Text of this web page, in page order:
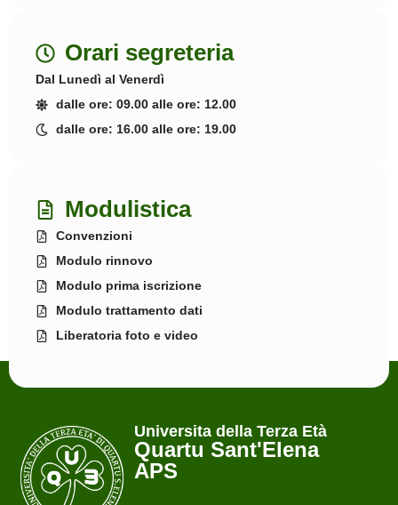
Orari segreteria
Dal Lunedì al Venerdì
dalle ore: 09.00 alle ore: 12.00
dalle ore: 16.00 alle ore: 19.00
Modulistica
Convenzioni
Modulo rinnovo
Modulo prima iscrizione
Modulo trattamento dati
Liberatoria foto e video
Universita della Terza Età
Quartu Sant'Elena
APS